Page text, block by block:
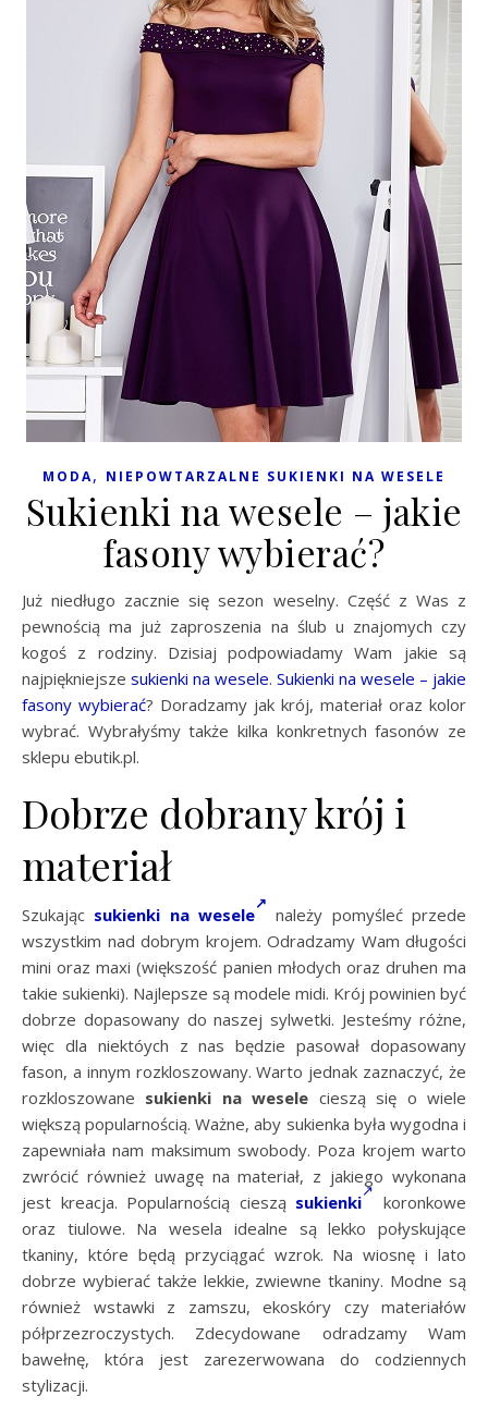
MODA, NIEPOWTARZALNE SUKIENKI NA WESELE
Sukienki na wesele – jakie
fasony wybierać?
Już niedługo zacznie się sezon weselny. Część z Was z
pewnością ma już zaproszenia na ślub u znajomych czy
kogoś z rodziny. Dzisiaj podpowiadamy Wam jakie są
najpiękniejsze sukienki na wesele. Sukienki na wesele – jakie
fasony wybierać? Doradzamy jak krój, materiał oraz kolor
wybrać. Wybrałyśmy także kilka konkretnych fasonów ze
sklepu ebutik.pl.
Dobrze dobrany krój i
materiał
Szukając sukienki na wesele
należy pomyśleć przede
wszystkim nad dobrym krojem. Odradzamy Wam długości
mini oraz maxi (większość panien młodych oraz druhen ma
takie sukienki). Najlepsze są modele midi. Krój powinien być
dobrze dopasowany do naszej sylwetki. Jesteśmy różne,
więc dla niektóych z nas będzie pasował dopasowany
fason, a innym rozkloszowany. Warto jednak zaznaczyć, że
rozkloszowane sukienki na wesele cieszą się o wiele
większą popularnością. Ważne, aby sukienka była wygodna i
zapewniała nam maksimum swobody. Poza krojem warto
zwrócić również uwagę na materiał, z jakiego wykonana
jest kreacja. Popularnością cieszą sukienki
koronkowe
oraz tiulowe. Na wesela idealne są lekko połyskujące
tkaniny, które będą przyciągać wzrok. Na wiosnę i lato
dobrze wybierać także lekkie, zwiewne tkaniny. Modne są
również wstawki z zamszu, ekoskóry czy materiałów
półprzezroczystych. Zdecydowane odradzamy Wam
bawełnę, która jest zarezerwowana do codziennych
stylizacji.